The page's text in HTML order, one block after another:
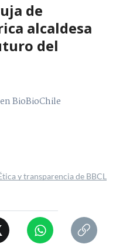
de
alcaldesa
del
BioBioChile
y transparencia de BBCL